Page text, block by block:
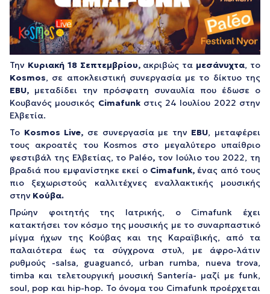
Την Κυριακή 18 Σεπτεμβρίου,ακριβώς τα μεσάνυχτα, το
Kosmos, σε αποκλειστική συνεργασία με το δίκτυο της
EBU, μεταδίδει την πρόσφατη συναυλία που έδωσε ο
Κουβανός μουσικός Cimafunkστις 24 Ιουλίου 2022 στην
Ελβετία.
Το Kosmos Live, σε συνεργασία με την EBU, μεταφέρει
τους ακροατές του Kosmos στο μεγαλύτερο υπαίθριο
φεστιβάλ της Ελβετίας, το Paléo, τον Ιούλιο του 2022, τη
βραδιά που εμφανίστηκε εκεί ο Cimafunk,ένας από τους
πιο ξεχωριστούς καλλιτέχνες εναλλακτικής μουσικής
στην Κούβα.
Πρώην φοιτητής της Ιατρικής, ο Cimafunk έχει
κατακτήσει τον κόσμο της μουσικής με το συναρπαστικό
μίγμα ήχων της Κούβας και της Καραϊβικής, από τα
παλαιότερα έως τα σύγχρονα στυλ, με άφρο-λάτιν
ρυθμούς -salsa, guaguancó, urban rumba, nueva trova,
timba και τελετουργική μουσική Santería- μαζί με funk,
soul, pop και hip-hop. Το όνομα του Cimafunk προέρχεται